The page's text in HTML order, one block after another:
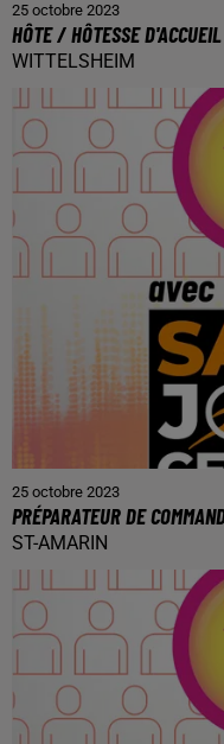
25 octobre 2023
HÔTE / HÔTESSE
WITTELSHEIM
25 octobre 2023
PRÉPARATEUR DE
ST-AMARIN